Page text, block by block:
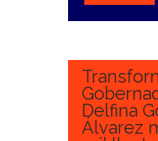
22
Delfina
Álvarez